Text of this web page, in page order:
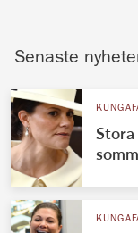
Senaste